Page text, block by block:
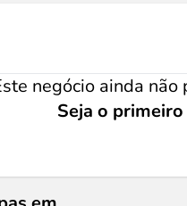
negócio ainda não
Seja o